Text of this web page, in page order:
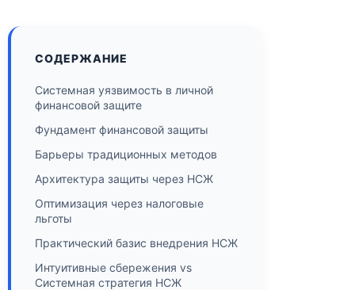
СОДЕРЖАНИЕ
Системная уязвимость в личной
финансовой защите
Фундамент финансовой защиты
Барьеры традиционных методов
Архитектура защиты через НСЖ
Оптимизация через налоговые
льготы
Практический базис внедрения НСЖ
Интуитивные сбережения vs
Системная стратегия НСЖ